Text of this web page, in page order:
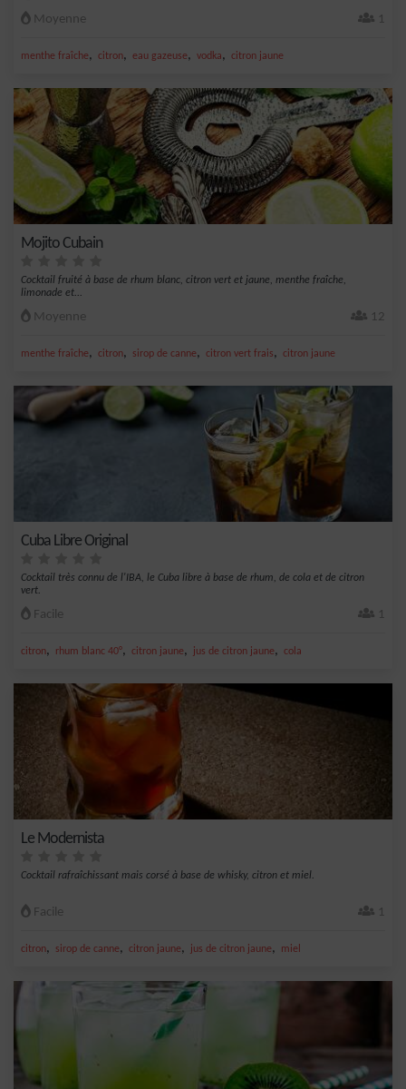
Moyenne 1
menthe fraîche, citron, eau gazeuse, vodka, citron jaune
Mojito Cubain
Cocktail fruité à base de rhum blanc, citron vert et jaune, menthe fraîche,
limonade et...
Moyenne 12
menthe fraîche, citron, sirop de canne, citron vert frais, citron jaune
Cuba Libre Original
Cocktail très connu de l'IBA, le Cuba libre à base de rhum, de cola et de citron
vert.
Facile 1
citron, rhum blanc 40°, citron jaune, jus de citron jaune, cola
Le Modernista
Cocktail rafraîchissant mais corsé à base de whisky, citron et miel.
Facile 1
citron, sirop de canne, citron jaune, jus de citron jaune, miel